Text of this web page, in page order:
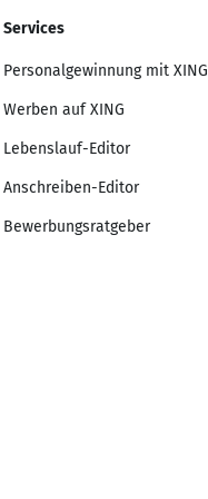
Services
Personalgewinnung mit XING
Werben auf XING
Lebenslauf-Editor
Anschreiben-Editor
Bewerbungsratgeber